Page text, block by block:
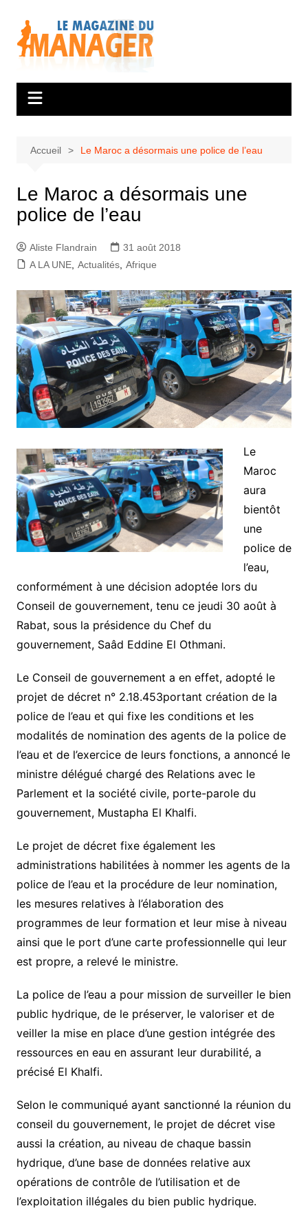
contenu
Accueil Le Maroc a désormais une police de l’eau
Le Maroc a désormais une
police de l’eau
Aliste Flandrain
31 août 2018
A LA UNE, Actualités, Afrique
Le
Maroc
aura
bientôt
une
police de
l’eau,
conformément à une décision adoptée lors du
Conseil de gouvernement, tenu ce jeudi 30 août à
Rabat, sous la présidence du Chef du
gouvernement, Saâd Eddine El Othmani.
Le Conseil de gouvernement a en effet, adopté le
projet de décret n° 2.18.453portant création de la
police de l’eau et qui fixe les conditions et les
modalités de nomination des agents de la police de
l’eau et de l’exercice de leurs fonctions, a annoncé le
ministre délégué chargé des Relations avec le
Parlement et la société civile, porte-parole du
gouvernement, Mustapha El Khalfi.
Le projet de décret fixe également les
administrations habilitées à nommer les agents de la
police de l’eau et la procédure de leur nomination,
les mesures relatives à l’élaboration des
programmes de leur formation et leur mise à niveau
ainsi que le port d’une carte professionnelle qui leur
est propre, a relevé le ministre.
La police de l’eau a pour mission de surveiller le bien
public hydrique, de le préserver, le valoriser et de
veiller la mise en place d’une gestion intégrée des
ressources en eau en assurant leur durabilité, a
précisé El Khalfi.
Selon le communiqué ayant sanctionné la réunion du
conseil du gouvernement, le projet de décret vise
aussi la création, au niveau de chaque bassin
hydrique, d’une base de données relative aux
opérations de contrôle de l’utilisation et de
l’exploitation illégales du bien public hydrique.